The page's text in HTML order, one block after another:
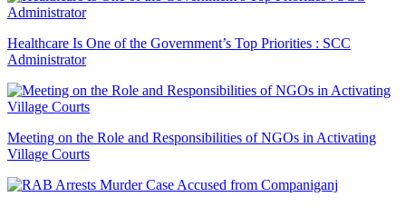
Healthcare Is One of the Government’s Top Priorities : SCC
Administrator
Meeting on the Role and Responsibilities of NGOs in Activating
Village Courts